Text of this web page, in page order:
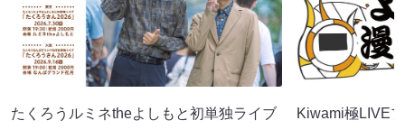
たくろうルミネtheよしもと初単独ライブ
Kiwami極LIVE